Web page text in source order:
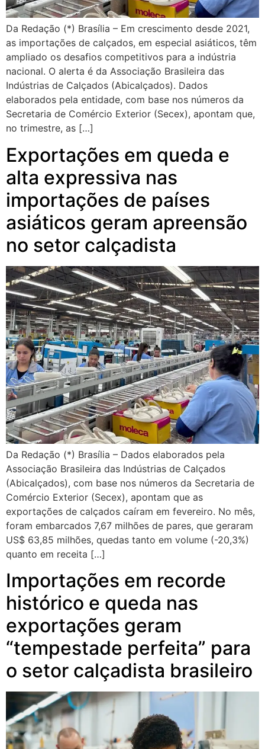
Da Redação (*) Brasília – Em crescimento desde 2021,
as importações de calçados, em especial asiáticos, têm
ampliado os desafios competitivos para a indústria
nacional. O alerta é da Associação Brasileira das
Indústrias de Calçados (Abicalçados). Dados
elaborados pela entidade, com base nos números da
Secretaria de Comércio Exterior (Secex), apontam que,
no trimestre, as […]
Exportações em queda e
alta expressiva nas
importações de países
asiáticos geram apreensão
no setor calçadista
Da Redação (*) Brasília – Dados elaborados pela
Associação Brasileira das Indústrias de Calçados
(Abicalçados), com base nos números da Secretaria de
Comércio Exterior (Secex), apontam que as
exportações de calçados caíram em fevereiro. No mês,
foram embarcados 7,67 milhões de pares, que geraram
US$ 63,85 milhões, quedas tanto em volume (-20,3%)
quanto em receita […]
Importações em recorde
histórico e queda nas
exportações geram
“tempestade perfeita” para
o setor calçadista brasileiro